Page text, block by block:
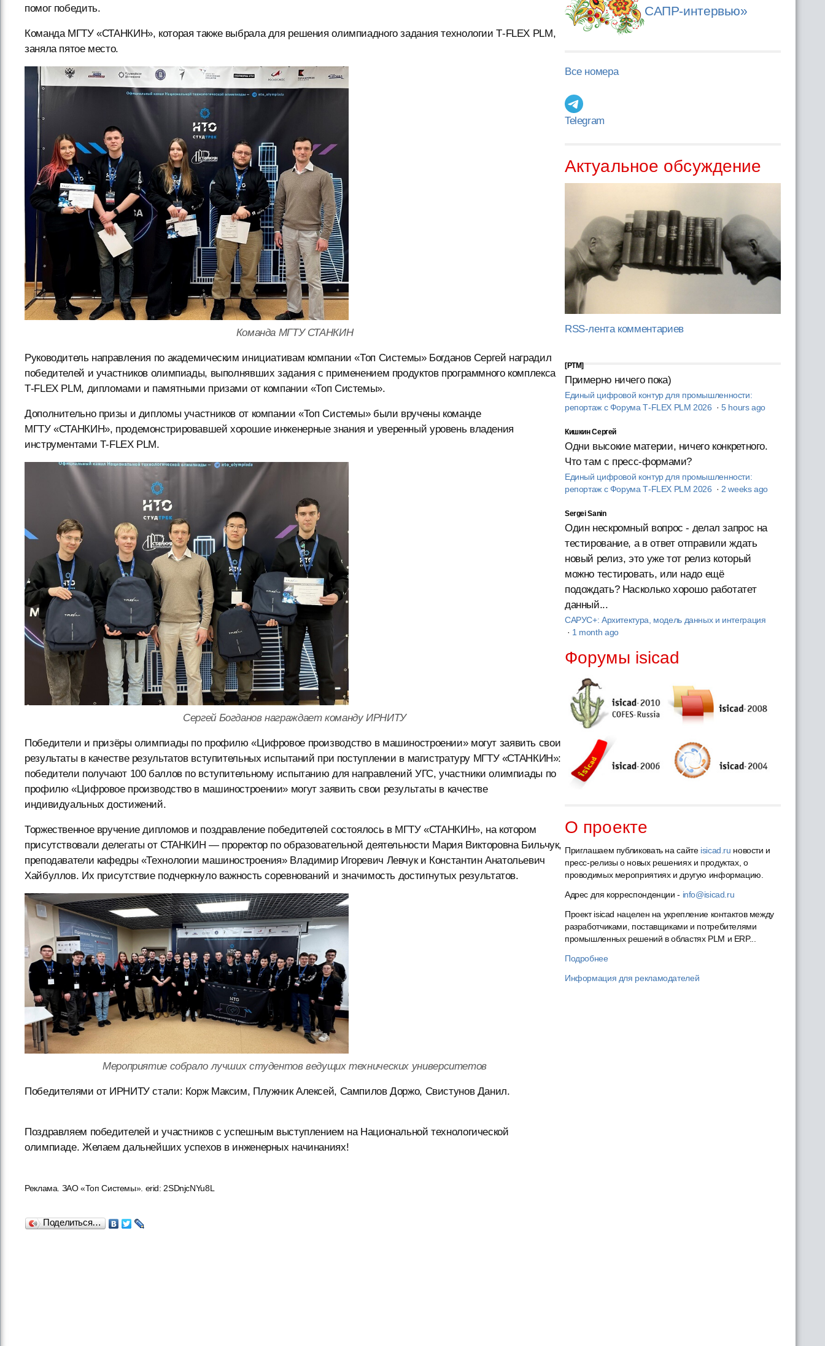
помог победить.
Команда МГТУ «СТАНКИН», которая также выбрала для решения олимпиадного задания технологии T‑FLEX PLM,
заняла пятое место.
Команда МГТУ СТАНКИН
Руководитель направления по академическим инициативам компании «Топ Системы» Богданов Сергей наградил
победителей и участников олимпиады, выполнявших задания с применением продуктов программного комплекса
T‑FLEX PLM, дипломами и памятными призами от компании «Топ Системы».
Дополнительно призы и дипломы участников от компании «Топ Системы» были вручены команде
МГТУ «СТАНКИН», продемонстрировавшей хорошие инженерные знания и уверенный уровень владения
инструментами T‑FLEX PLM.
Сергей Богданов награждает команду ИРНИТУ
Победители и призёры олимпиады по профилю «Цифровое производство в машиностроении» могут заявить свои
результаты в качестве результатов вступительных испытаний при поступлении в магистратуру МГТУ «СТАНКИН»:
победители получают 100 баллов по вступительному испытанию для направлений УГС, участники олимпиады по
профилю «Цифровое производство в машиностроении» могут заявить свои результаты в качестве
индивидуальных достижений.
Торжественное вручение дипломов и поздравление победителей состоялось в МГТУ «СТАНКИН», на котором
присутствовали делегаты от СТАНКИН — проректор по образовательной деятельности Мария Викторовна Бильчук,
преподаватели кафедры «Технологии машиностроения» Владимир Игоревич Левчук и Константин Анатольевич
Хайбуллов. Их присутствие подчеркнуло важность соревнований и значимость достигнутых результатов.
Мероприятие собрало лучших студентов ведущих технических университетов
Победителями от ИРНИТУ стали: Корж Максим, Плужник Алексей, Сампилов Доржо, Свистунов Данил.
Поздравляем победителей и участников с успешным выступлением на Национальной технологической
олимпиаде. Желаем дальнейших успехов в инженерных начинаниях!
Реклама. ЗАО «Топ Системы». erid: 2SDnjcNYu8L
Поделиться…
САПР-интервью»
Все номера
Telegram
Актуальное обсуждение
RSS-лента комментариев
[PTM]
Примерно ничего пока)
Единый цифровой контур для промышленности:
репортаж с Форума T‑FLEX PLM 2026 ·5 hours ago
Кишкин Сергей
Одни высокие материи, ничего конкретного.
Что там с пресс-формами?
Единый цифровой контур для промышленности:
репортаж с Форума T‑FLEX PLM 2026 · 2 weeks ago
Sergei Sanin
Один нескромный вопрос - делал запрос на
тестирование, а в ответ отправили ждать
новый релиз, это уже тот релиз который
можно тестировать, или надо ещё
подождать? Насколько хорошо работатет
данный...
САРУС+: Архитектура, модель данных и интеграция
· 1 month ago
Форумы isicad
О проекте
Приглашаем публиковать на сайте isicad.ru новости и
пресс-релизы о новых решениях и продуктах, о
проводимых мероприятиях и другую информацию.
Адрес для корреспонденции - info@isicad.ru
Проект isicad нацелен на укрепление контактов между
разработчиками, поставщиками и потребителями
промышленных решений в областях PLM и ERP...
Подробнее
Информация для рекламодателей